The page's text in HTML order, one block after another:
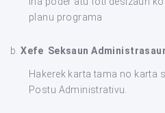
planu programa
b.Xefe Seksaun
Hakerek karta tama no karta
Postu Administrativu.